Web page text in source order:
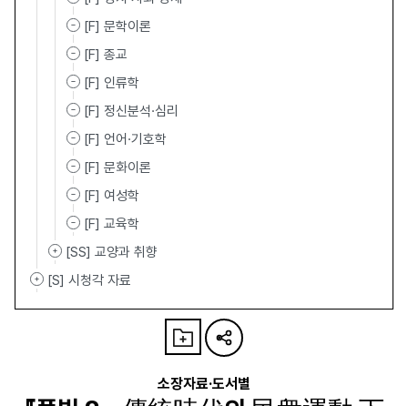
[F] 문학이론
[F] 종교
[F] 인류학
[F] 정신분석·심리
[F] 언어·기호학
[F] 문화이론
[F] 여성학
[F] 교육학
[SS] 교양과 취향
[S] 시청각 자료
소장자료·도서별